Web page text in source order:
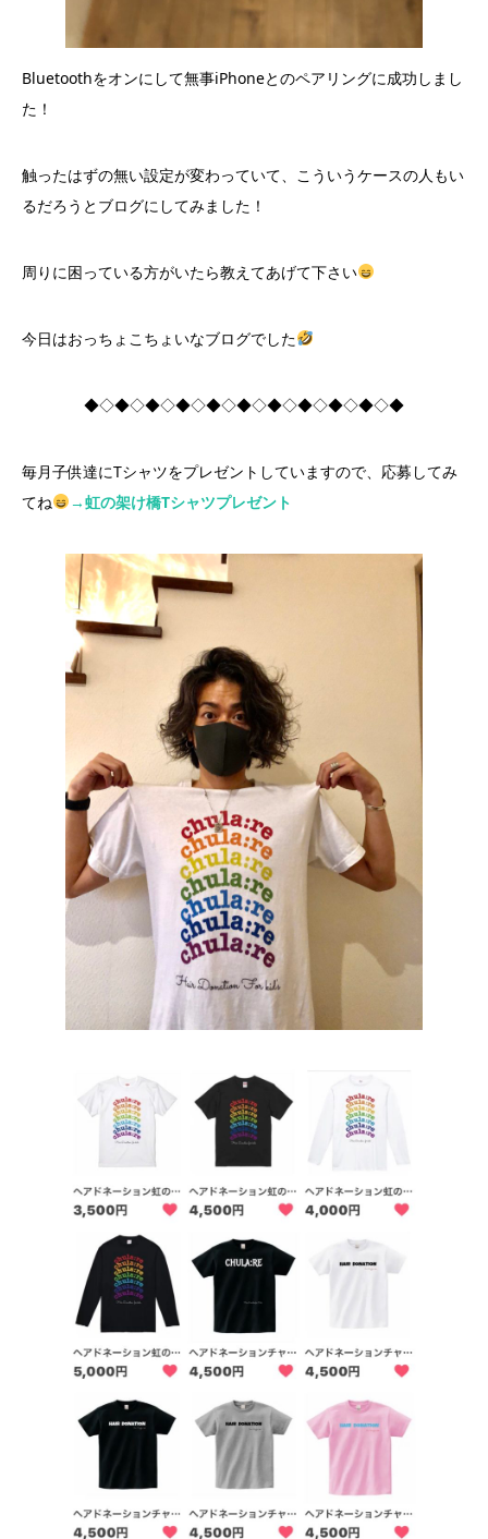
Bluetoothをオンにして無事iPhoneとのペアリングに成功しまし
た！
触ったはずの無い設定が変わっていて、こういうケースの人もい
るだろうとブログにしてみました！
周りに困っている方がいたら教えてあげて下さい
今日はおっちょこちょいなブログでした
◆◇◆◇◆◇◆◇◆◇◆◇◆◇◆◇◆◇◆◇◆
毎月子供達にTシャツをプレゼントしていますので、応募してみ
てね
→虹の架け橋Tシャツプレゼント